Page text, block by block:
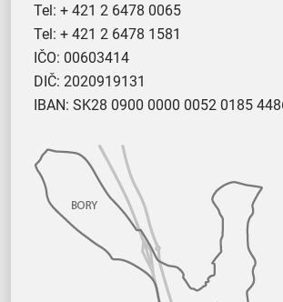
Tel: + 421 2 6478 0065
Tel: + 421 2 6478 1581
IČO: 00603414
DIČ: 2020919131
IBAN: SK28 0900 0000 0052 0185